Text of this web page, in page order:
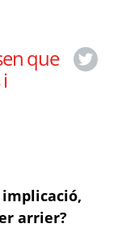
que
i
arrier?